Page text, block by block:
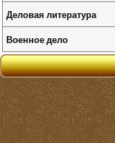
Деловая литература
Военное дело